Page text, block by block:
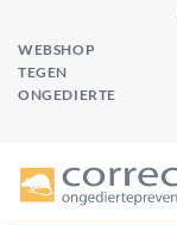
naar
inhoud
WEBSHOP
TEGEN
ONGEDIERTE